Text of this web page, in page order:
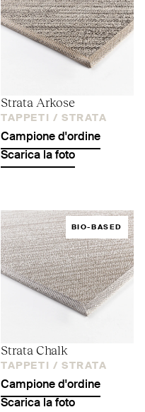
Strata Arkose
TAPPETI / STRATA
Campione d'ordine
Scarica la foto
BIO-BASED
Strata Chalk
TAPPETI / STRATA
Campione d'ordine
Scarica la foto